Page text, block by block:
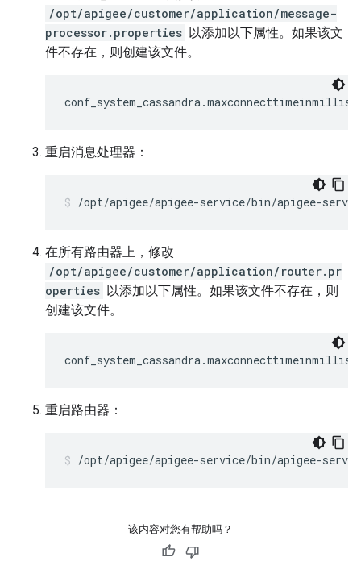
/opt/apigee/customer/application/message-
processor.properties 以添加以下属性。如果该文
件不存在，则创建该文件。
重启消息处理器：
/opt/apigee/apigee-service/bin/apigee-
在所有路由器上，修改
/opt/apigee/customer/application/router.pr
operties 以添加以下属性。如果该文件不存在，则
创建该文件。
重启路由器：
/opt/apigee/apigee-service/bin/apigee-
该内容对您有帮助吗？